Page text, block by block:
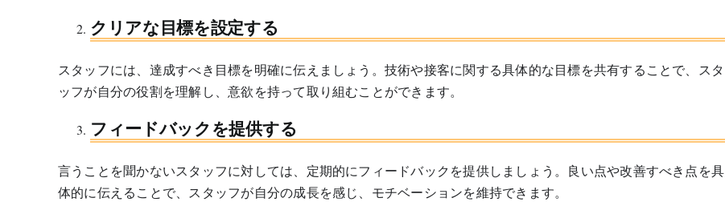
クリアな目標を設定する
スタッフには、達成すべき目標を明確に伝えましょう。技術や接客に関する具体的な目標を共有することで、スタ
ッフが自分の役割を理解し、意欲を持って取り組むことができます。
フィードバックを提供する
言うことを聞かないスタッフに対しては、定期的にフィードバックを提供しましょう。良い点や改善すべき点を具
体的に伝えることで、スタッフが自分の成長を感じ、モチベーションを維持できます。